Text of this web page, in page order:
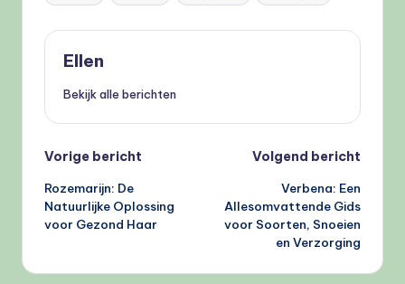
Ellen
Bekijk alle berichten
Bericht
navigatie
Vorige bericht
Rozemarijn: De
Natuurlijke Oplossing
voor Gezond Haar
Volgend bericht
Verbena: Een
Allesomvattende Gids
voor Soorten, Snoeien
en Verzorging